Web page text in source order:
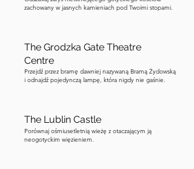
zachowany w jasnych kamieniach pod Twoimi stopami.
The Grodzka Gate Theatre
Centre
Przejdź przez bramę dawniej nazywaną Bramą Żydowską
i odnajdź pojedynczą lampę, która nigdy nie gaśnie.
The Lublin Castle
Porównaj ośmiusetletnią wieżę z otaczającym ją
neogotyckim więzieniem.